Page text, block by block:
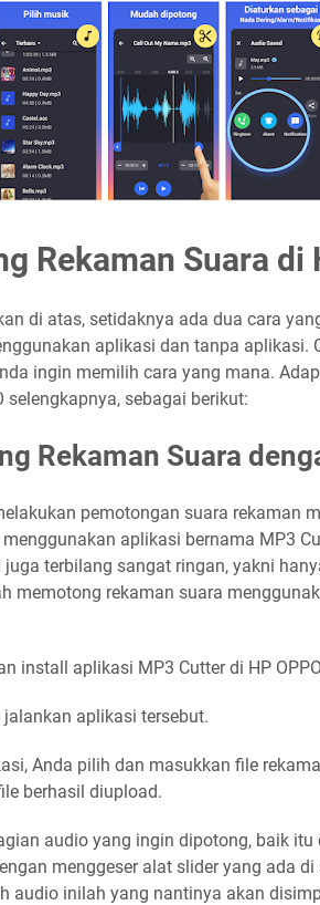
Rekaman Suara di
di atas, setidaknya ada dua cara
aplikasi dan tanpa aplikasi.
ingin memilih cara yang mana.
selengkapnya, sebagai berikut:
Rekaman Suara
pemotongan suara rekaman
aplikasi bernama MP3
terbilang sangat ringan, yakni
memotong rekaman suara
install aplikasi MP3 Cutter di HP
aplikasi tersebut.
Anda pilih dan masukkan file
berhasil diupload.
audio yang ingin dipotong, baik itu
menggeser alat slider yang ada
audio inilah yang nantinya akan